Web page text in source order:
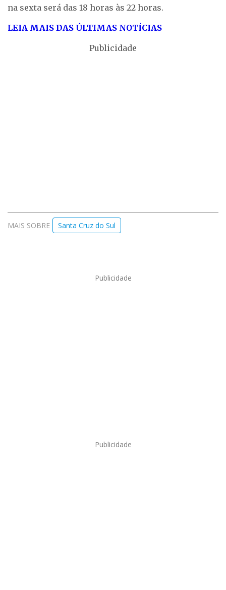
na sexta será das 18 horas às 22 horas.
LEIA MAIS DAS ÚLTIMAS NOTÍCIAS
Publicidade
MAIS SOBRE Santa Cruz do Sul
Publicidade
Publicidade